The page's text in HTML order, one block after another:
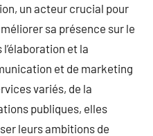
un acteur crucial pour
sa présence sur le
et la
et de marketing
variés, de la
publiques, elles
leurs ambitions de